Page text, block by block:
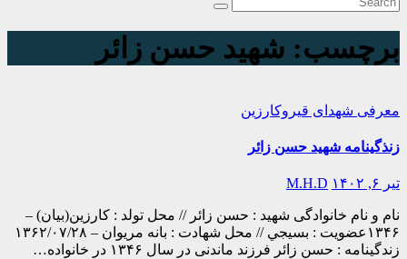
برچسب: شهيد حسن زائر
معرفی شهدای قیروکارزین
زنذگينامه شهيد حسن زائر
تیر ۶, ۱۴۰۲ M.H.D
نام و نام خانوادگی شهید : حسن زائر // محل تولد : كارزين(بيان) –
۱۳۴۶عضویت : بسيجي // محل شهادت : بانه مريوان – ۱۳۶۲/۰۷/٢۸
زندگينامه : حسن زائر فرزند ماندنی در سال ۱۳۴۶ در خانواده…